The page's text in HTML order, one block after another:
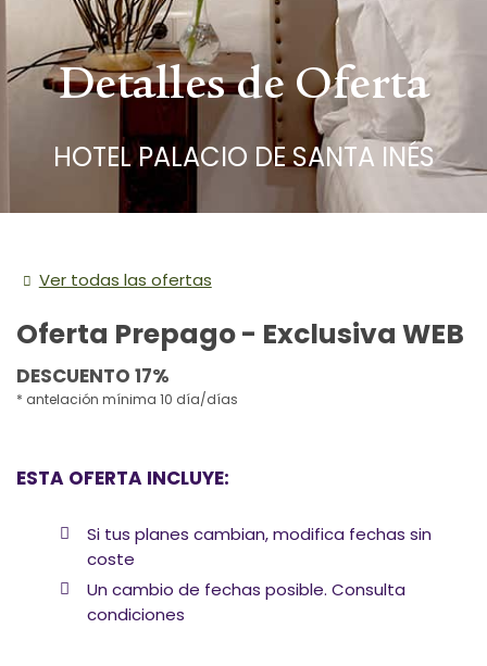
Detalles de Oferta
HOTEL PALACIO DE SANTA INÉS
Ver todas las ofertas
Oferta Prepago - Exclusiva WEB
DESCUENTO 17%
antelación mínima 10 día/días
ESTA OFERTA INCLUYE:
Si tus planes cambian, modifica fechas sin
coste
Un cambio de fechas posible. Consulta
condiciones